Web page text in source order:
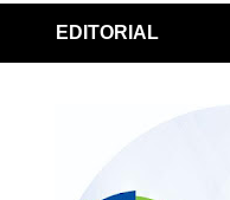
EDITORIAL